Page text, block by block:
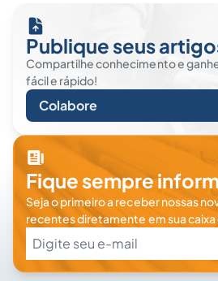
Publique seus
Compartilhe conhecimento e
fácil e rápido!
Colabore
Fique sempre
Seja o primeiro a receber nossas
recentes diretamente em sua